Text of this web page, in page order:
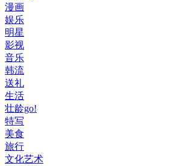
漫画
娱乐
明星
影视
音乐
韩流
送礼
生活
壮龄go!
特写
美食
旅行
文化艺术